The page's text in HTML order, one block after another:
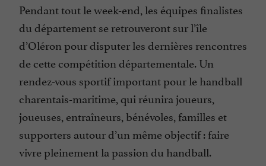
Pendant tout le week-end, les équipes finalistes
du département se retrouveront sur l’île
d’Oléron pour disputer les dernières rencontres
de cette compétition départementale. Un
rendez-vous sportif important pour le handball
charentais-maritime, qui réunira joueurs,
joueuses, entraîneurs, bénévoles, familles et
supporters autour d’un même objectif : faire
vivre pleinement la passion du handball.